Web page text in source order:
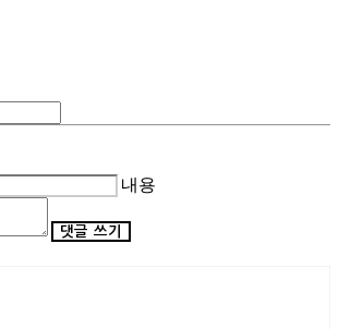
내용
댓글 쓰기